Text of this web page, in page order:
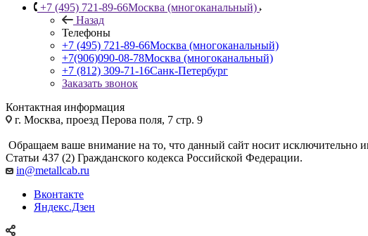
+7 (495) 721-89-66Москва (многоканальный)
Назад
Телефоны
+7 (495) 721-89-66Москва (многоканальный)
+7(906)090-08-78Москва (многоканальный)
+7 (812) 309-71-16Санк-Петербург
Заказать звонок
Контактная информация
г. Москва, проезд Перова поля, 7 стр. 9
Обращаем ваше внимание на то, что данный сайт носит исключительно
Статьи 437 (2) Гражданского кодекса Российской Федерации.
in@metallcab.ru
Вконтакте
Яндекс.Дзен